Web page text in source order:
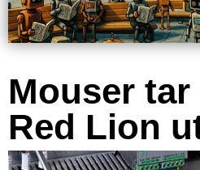
Mouser tar
Red Lion